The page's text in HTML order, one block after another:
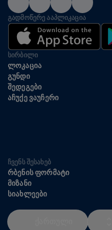
ᲒᲐᲓᲛᲝᲬᲔᲠᲔ ᲐᲐᲞᲚᲘᲙᲐᲪᲘᲐ
ᲡᲘᲠᲑᲘᲚᲘ
ᲚᲝᲙᲐᲪᲘᲐ
ᲒᲣᲜᲓᲘ
ᲨᲔᲓᲔᲒᲔᲑᲘ
ᲐᲩᲣᲥᲔ ᲕᲐᲣᲩᲔᲠᲘ
ᲩᲕᲔᲜᲡ ᲨᲔᲡᲐᲮᲔᲑ
ᲠᲑᲔᲜᲘᲡ ᲤᲝᲠᲛᲐᲢᲘ
ᲛᲘᲖᲐᲜᲘ
ᲡᲘᲐᲮᲚᲔᲔᲑᲘ